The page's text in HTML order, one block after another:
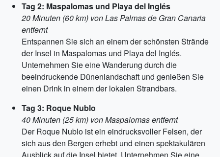
Tag 2: Maspalomas und Playa del Inglés
20 Minuten (60 km) von Las Palmas de Gran Canaria
entfernt
Entspannen Sie sich an einem der schönsten Strände
der Insel in Maspalomas und Playa del Inglés.
Unternehmen Sie eine Wanderung durch die
beeindruckende Dünenlandschaft und genießen Sie
einen Drink in einem der lokalen Strandbars.
Tag 3: Roque Nublo
40 Minuten (25 km) von Maspalomas entfernt
Der Roque Nublo ist ein eindrucksvoller Felsen, der
sich aus den Bergen erhebt und einen spektakulären